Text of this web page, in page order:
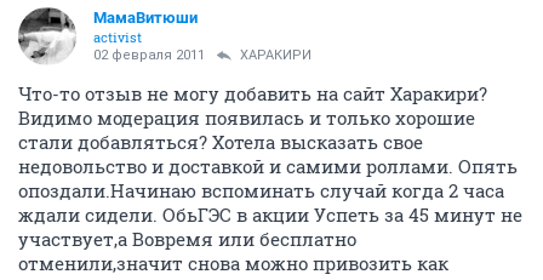
МамаВитюши
activist
02 февраля 2011 ХАРАКИРИ
Что-то отзыв не могу добавить на сайт Харакири?
Видимо модерация появилась и только хорошие
стали добавляться? Хотела высказать свое
недовольство и доставкой и самими роллами. Опять
опоздали.Начинаю вспоминать случай когда 2 часа
ждали сидели. ОбьГЭС в акции Успеть за 45 минут не
участвует,а Вовремя или бесплатно
отменили,значит снова можно привозить как